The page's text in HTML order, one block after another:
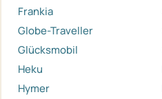
Frankia
Globe-Traveller
Glücksmobil
Heku
Hymer